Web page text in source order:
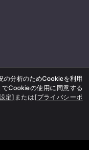
の分析のためCookieを利用
Cookieの使用に同意する
定] または[プライバシーポ